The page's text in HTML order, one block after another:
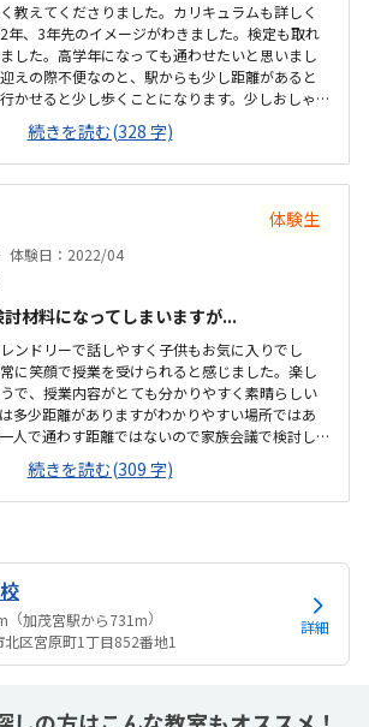
教えてくださりました。カリキュラムも詳しく
年、3年先のイメージがわきました。検定も取れ
した。高学年になっても通わせたいと思いまし
えの際不便なのと、駅からも少し距離があると
かせると少し歩くことになります。少しおしゃ
い空間なので少し気になります。教室は明るく
音楽がかかっていたので初めてでも緊張せず教
券をどの金額購入するかですが、プログラミン
金額だと思います。教室は楽しそうな雰囲気で
ませんでした。
続きを読む(328 字)
体験生
体験日：2022/04
材料になってしまいますが...
ンドリーで話しやすく子供もお気に入りでし
に笑顔で授業を受けられると感じました。楽し
で、授業内容がとても分かりやすく素晴らしい
多少距離がありますがわかりやすい場所ではあ
人で通わす距離ではないので家族会議で検討し
れており非常に清潔でした。外からは気づきま
のほか広くビックリしました。これから内容を
、リモートでも出来るとの事ですので価格的に
験とはいえ子供もすぐ馴染めて助かりました。
続きを読む(309 字)
（加茂宮駅から731m）
区宮原町1丁目852番地1
詳細